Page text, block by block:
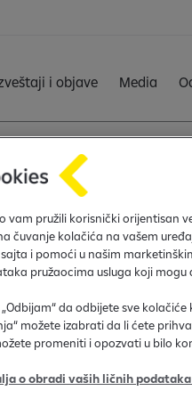
i objave Media
sa inostranim računima) je
prvenstveno regulatorni
vam pružili korisnički orijentisan
čuvanje kolačića na vašem
i pomoći u našim
pružaocima usluga koji mogu
da odbijete sve
možete izabrati da li ćete
promeniti i opozvati u bilo
o obradi vaših ličnih